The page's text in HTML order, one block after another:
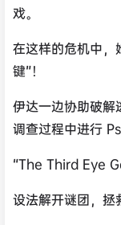
戏。
在这样的危机中
键”！
伊达一边协助破解
调查过程中进行
“The Third Eye
设法解开谜团，拯